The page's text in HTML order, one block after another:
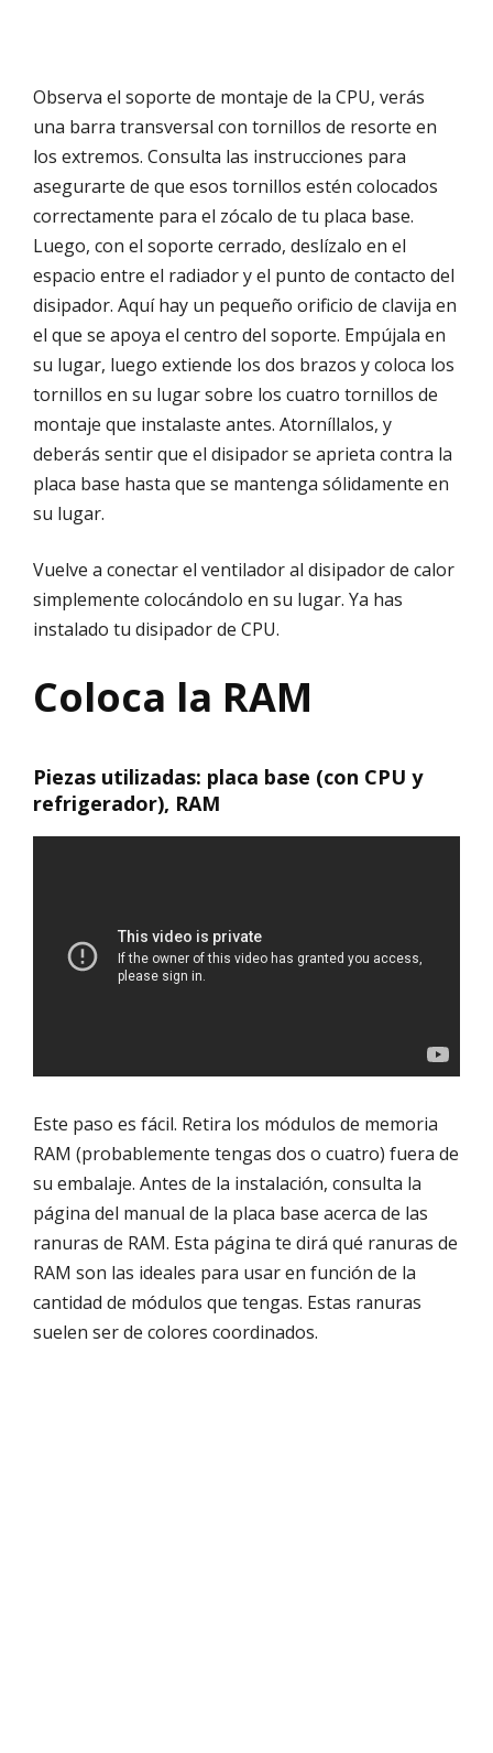
Observa el soporte de montaje de la CPU, verás
una barra transversal con tornillos de resorte en
los extremos. Consulta las instrucciones para
asegurarte de que esos tornillos estén colocados
correctamente para el zócalo de tu placa base.
Luego, con el soporte cerrado, deslízalo en el
espacio entre el radiador y el punto de contacto del
disipador. Aquí hay un pequeño orificio de clavija en
el que se apoya el centro del soporte. Empújala en
su lugar, luego extiende los dos brazos y coloca los
tornillos en su lugar sobre los cuatro tornillos de
montaje que instalaste antes. Atorníllalos, y
deberás sentir que el disipador se aprieta contra la
placa base hasta que se mantenga sólidamente en
su lugar.
Vuelve a conectar el ventilador al disipador de calor
simplemente colocándolo en su lugar. Ya has
instalado tu disipador de CPU.
Coloca la RAM
Piezas utilizadas: placa base (con CPU y
refrigerador), RAM
Este paso es fácil. Retira los módulos de memoria
RAM (probablemente tengas dos o cuatro) fuera de
su embalaje. Antes de la instalación, consulta la
página del manual de la placa base acerca de las
ranuras de RAM. Esta página te dirá qué ranuras de
RAM son las ideales para usar en función de la
cantidad de módulos que tengas. Estas ranuras
suelen ser de colores coordinados.